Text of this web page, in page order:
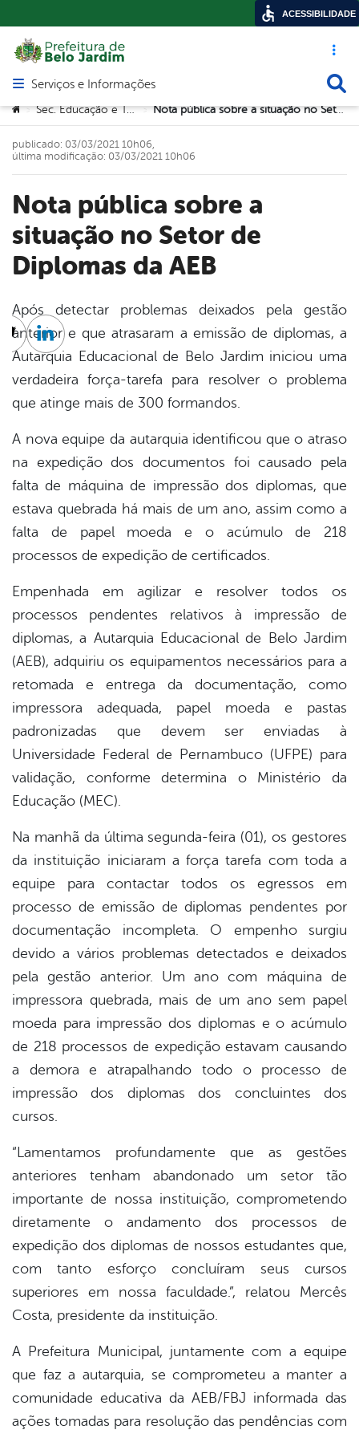
Acesso
Abrir menu principal de navegação
Serviços e Informações
Você está aqui:
> Sec. Educação e Tecnologia > Nota pública sobre a situação no Setor de Diplomas da AEB
Nota pública sobre a
situação no Setor de
Diplomas da AEB
publicado: 03/03/2021 10h06,
última modificação: 03/03/2021 10h06
Após detectar problemas deixados pela gestão
anterior e que atrasaram a emissão de diplomas, a
Autarquia Educacional de Belo Jardim iniciou uma
verdadeira força-tarefa para resolver o problema
que atinge mais de 300 formandos.
A nova equipe da autarquia identificou que o atraso
na expedição dos documentos foi causado pela
falta de máquina de impressão dos diplomas, que
estava quebrada há mais de um ano, assim como a
falta de papel moeda e o acúmulo de 218
processos de expedição de certificados.
Empenhada em agilizar e resolver todos os
processos pendentes relativos à impressão de
diplomas, a Autarquia Educacional de Belo Jardim
(AEB), adquiriu os equipamentos necessários para a
retomada e entrega da documentação, como
impressora adequada, papel moeda e pastas
padronizadas que devem ser enviadas à
Universidade Federal de Pernambuco (UFPE) para
validação, conforme determina o Ministério da
Educação (MEC).
Na manhã da última segunda-feira (01), os gestores
da instituição iniciaram a força tarefa com toda a
equipe para contactar todos os egressos em
processo de emissão de diplomas pendentes por
documentação incompleta. O empenho surgiu
devido a vários problemas detectados e deixados
pela gestão anterior. Um ano com máquina de
impressora quebrada, mais de um ano sem papel
moeda para impressão dos diplomas e o acúmulo
de 218 processos de expedição estavam causando
a demora e atrapalhando todo o processo de
impressão dos diplomas dos concluintes dos
cursos.
“Lamentamos profundamente que as gestões
anteriores tenham abandonado um setor tão
importante de nossa instituição, comprometendo
diretamente o andamento dos processos de
expedição dos diplomas de nossos estudantes que,
com tanto esforço concluíram seus cursos
superiores em nossa faculdade.”, relatou Mercês
Costa, presidente da instituição.
A Prefeitura Municipal, juntamente com a equipe
que faz a autarquia, se comprometeu a manter a
comunidade educativa da AEB/FBJ informada das
ações tomadas para resolução das pendências com
Twitter
Linkedin
ACESSIBILIDADE